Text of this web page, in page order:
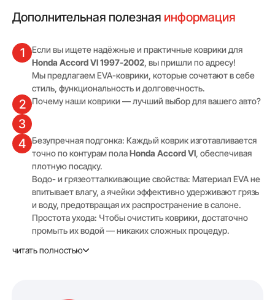
Дополнительная полезная информация
2 Почему наши коврики — лучший выбор для вашего авто?
3
4 Безупречная подгонка: Каждый коврик изготавливается
точно по контурам полаHonda Accord VI, обеспечивая
плотную посадку.
Водо- и грязеотталкивающие свойства: Материал EVA не
впитывает влагу, а ячейки эффективно удерживают грязь
и воду, предотвращая их распространение в салоне.
Простота ухода: Чтобы очистить коврики, достаточно
промыть их водой — никаких сложных процедур.
свою форму и эластичность при любых погодных
1
Если вы ищете надёжные и практичные коврики для
Honda Accord VI 1997-2002, вы пришли по адресу!
Мы предлагаем EVA-коврики, которые сочетают в себе
стиль, функциональность и долговечность.
читать полностью